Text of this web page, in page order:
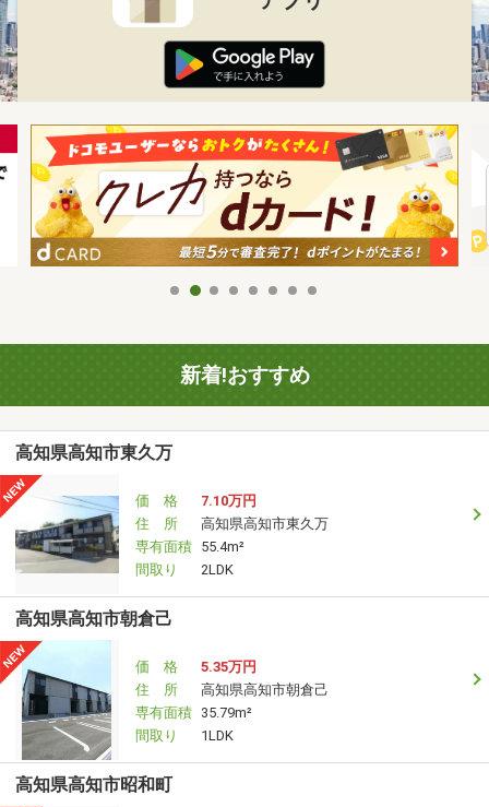
新着!おすすめ
高知県高知市東久万
価 格
7.10万円
住 所
高知県高知市東久万
専有面積 55.4m²
間取り
2LDK
高知県高知市朝倉己
価 格
5.35万円
住 所
高知県高知市朝倉己
専有面積 35.79m²
間取り
1LDK
高知県高知市昭和町